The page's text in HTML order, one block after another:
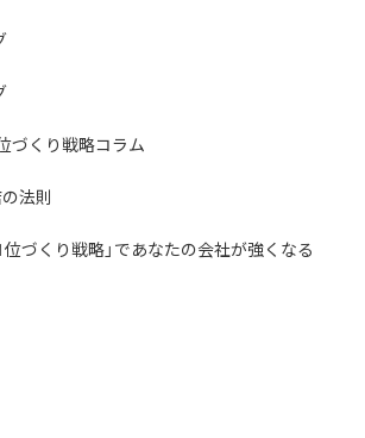
づくり戦略コラム
法則
位づくり戦略」であなたの会社が強くなる